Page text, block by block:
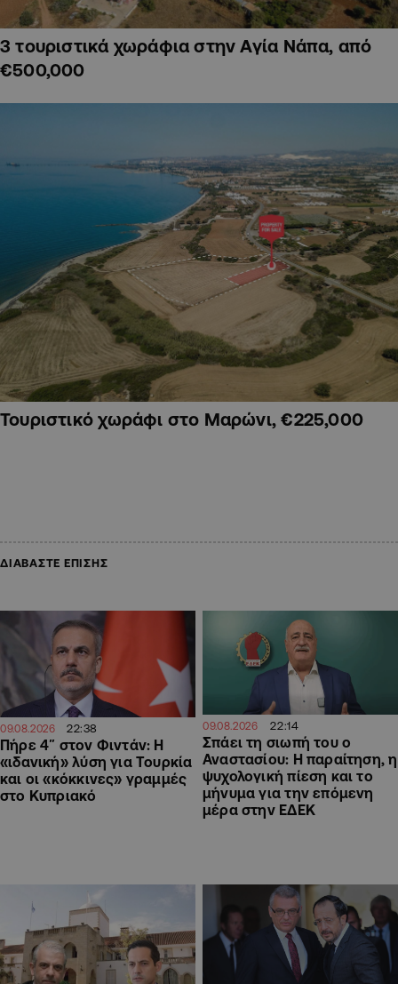
3 τουριστικά χωράφια στην Αγία Νάπα, από
€500,000
Τουριστικό χωράφι στο Μαρώνι, €225,000
ΔΙΑΒΑΣΤΕ ΕΠΙΣΗΣ
09.08.2026 22:38
Πήρε 4″ στον Φιντάν: Η
«ιδανική» λύση για Τουρκία
και οι «κόκκινες» γραμμές
στο Κυπριακό
09.08.2026 22:14
Σπάει τη σιωπή του ο
Αναστασίου: Η παραίτηση, η
ψυχολογική πίεση και το
μήνυμα για την επόμενη
μέρα στην ΕΔΕΚ